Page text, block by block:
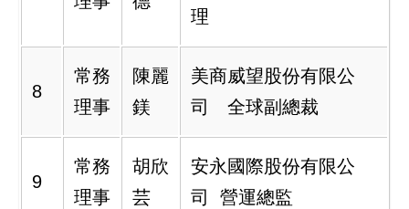
理
8
常務
理事
陳麗
鎂
美商威望股份有限公
司 全球副總裁
9
常務
理事
胡欣
芸
安永國際股份有限公
司 營運總監